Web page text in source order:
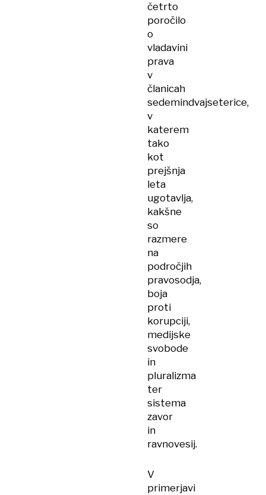
četrto
poročilo
o
vladavini
prava
v
članicah
sedemindvajseterice,
v
katerem
tako
kot
prejšnja
leta
ugotavlja,
kakšne
so
razmere
na
področjih
pravosodja,
boja
proti
korupciji,
medijske
svobode
in
pluralizma
ter
sistema
zavor
in
ravnovesij.
V
primerjavi